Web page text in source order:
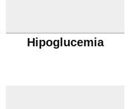
Hipoglucemia